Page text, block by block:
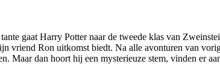
gaat Harry Potter naar de tweede klas van
vriend Ron uitkomst biedt. Na alle avonturen van
Maar dan hoort hij een mysterieuze stem, vinden er